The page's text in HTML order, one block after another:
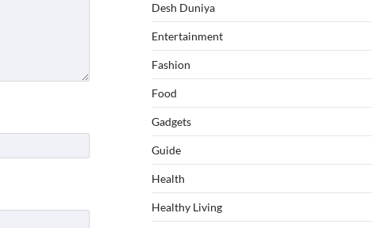
Desh Duniya
Entertainment
Fashion
Food
Gadgets
Guide
Health
Healthy Living